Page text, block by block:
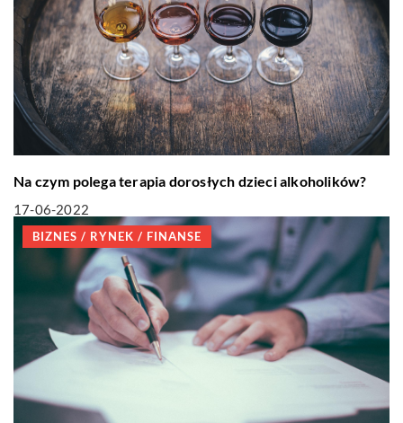
Na czym polega terapia dorosłych dzieci alkoholików?
17-06-2022
BIZNES / RYNEK / FINANSE